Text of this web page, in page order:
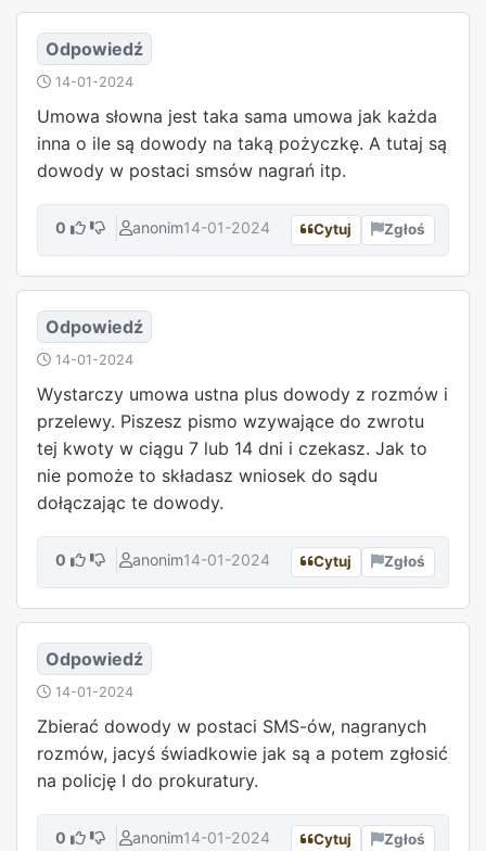
Odpowiedź
14-01-2024
Umowa słowna jest taka sama umowa jak każda
inna o ile są dowody na taką pożyczkę. A tutaj są
dowody w postaci smsów nagrań itp.
0 anonim14-01-2024 Cytuj Zgłoś
Odpowiedź
14-01-2024
Wystarczy umowa ustna plus dowody z rozmów i
przelewy. Piszesz pismo wzywające do zwrotu
tej kwoty w ciągu 7 lub 14 dni i czekasz. Jak to
nie pomoże to składasz wniosek do sądu
dołączając te dowody.
0 anonim14-01-2024 Cytuj Zgłoś
Odpowiedź
14-01-2024
Zbierać dowody w postaci SMS-ów, nagranych
rozmów, jacyś świadkowie jak są a potem zgłosić
na policję I do prokuratury.
0 anonim14-01-2024 Cytuj Zgłoś